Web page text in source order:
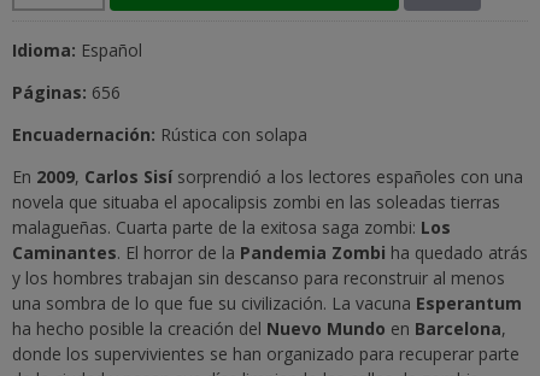
Idioma: Español
Páginas: 656
Encuadernación: Rústica con solapa
En 2009, Carlos Sisí sorprendió a los lectores españoles con una
novela que situaba el apocalipsis zombi en las soleadas tierras
malagueñas. Cuarta parte de la exitosa saga zombi: Los
Caminantes. El horror de la Pandemia Zombi ha quedado atrás
y los hombres trabajan sin descanso para reconstruir al menos
una sombra de lo que fue su civilización. La vacuna Esperantum
ha hecho posible la creación del Nuevo Mundo en Barcelona,
donde los supervivientes se han organizado para recuperar parte